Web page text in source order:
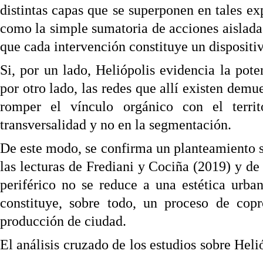
distintas capas que se superponen en tales
como la simple sumatoria de acciones
que cada intervención constituye un
Si, por un lado, Heliópolis evidencia la
por otro lado, las redes que allí existen
romper el vínculo orgánico con el
transversalidad y no en la segmentación.
De este modo, se confirma un
las lecturas de Frediani y Cociña (2019) y
periférico no se reduce a una estética
constituye, sobre todo, un proceso de
producción de ciudad.
El análisis cruzado de los estudios sobre